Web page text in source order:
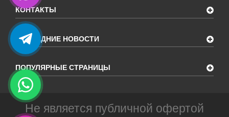
КОНТАКТЫ
ПОСЛЕДНИЕ НОВОСТИ
ПОПУЛЯРНЫЕ СТРАНИЦЫ
Не является публичной офертой